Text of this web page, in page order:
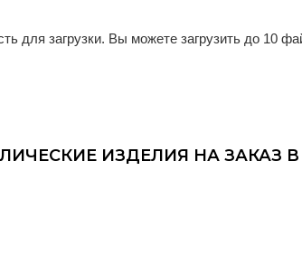
для загрузки. Вы можете загрузить до 10
ИЗДЕЛИЯ НА ЗАКАЗ